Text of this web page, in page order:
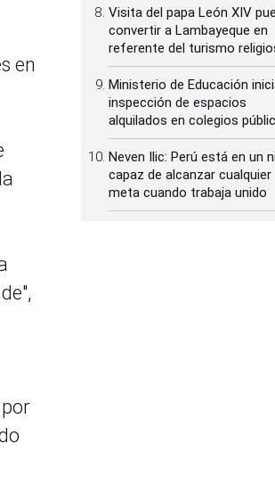
en
Visita del papa León XIV
convertir a Lambayeque en
referente del turismo
Ministerio de Educación
inspección de espacios
alquilados en colegios
Neven Ilic: Perú está en un
capaz de alcanzar cualquier
meta cuando trabaja unido